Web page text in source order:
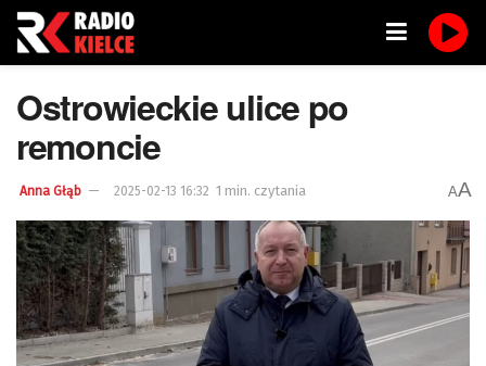
Ostrowieckie ulice po
remoncie
Anna Głąb 2025-02-13 16:32 1 min. czytania AA